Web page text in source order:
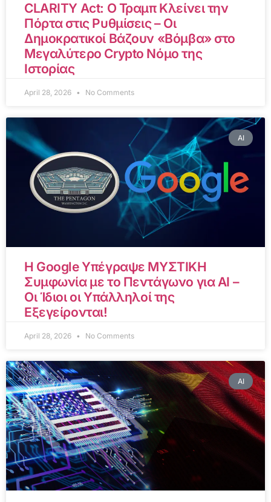
CLARITY Act: Ο Τραμπ Κλείνει την
Πόρτα στις Ρυθμίσεις – Οι
Δημοκρατικοί Βάζουν «Βόμβα» στο
Μεγαλύτερο Crypto Νόμο της
Ιστορίας
April 28, 2026 No Comments
AI
Η Google Υπέγραψε ΜΥΣΤΙΚΗ
Συμφωνία με το Πεντάγωνο για AI –
Οι Ίδιοι οι Υπάλληλοί της
Εξεγείρονται!
April 28, 2026 No Comments
AI